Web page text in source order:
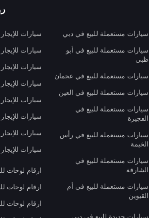
سيارات مستعملة للبيع في دبي
سيارات مستعملة للبيع في أبو
ظبي
سيارات مستعملة للبيع في عجمان
سيارات مستعملة للبيع في العين
سيارات مستعملة للبيع في
الفجيرة
سيارات مستعملة للبيع في رأس
الخيمة
سيارات مستعملة للبيع في
الشارقة
سيارات مستعملة للبيع في أم
القيوين
سيارات
سيارات
سيارات
سيارات
سيارات
سيارات
سيارات
سيارات
ارقام لوحات
ارقام لوحات
ارقام لوحات